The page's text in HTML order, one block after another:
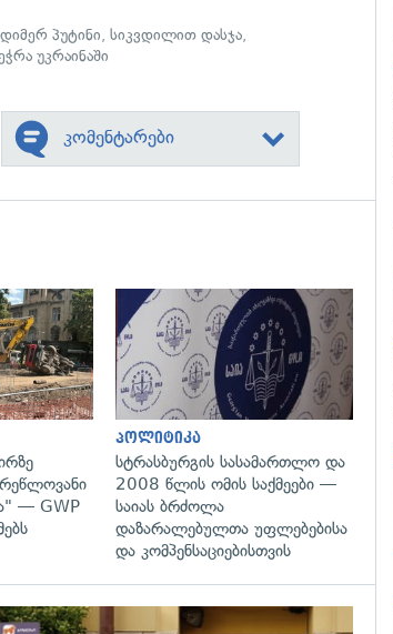
პუტინი,სიკვდილით დასჯა,
უკრაინაში
კომენტარები
გადახედვა
— GWP
პოლიტიკა
სტრასბურგის სასამართლო და
2008 წლის ომის საქმეები —
საიას ბრძოლა
დაზარალებულთა უფლებებისა
და კომპენსაციებისთვის